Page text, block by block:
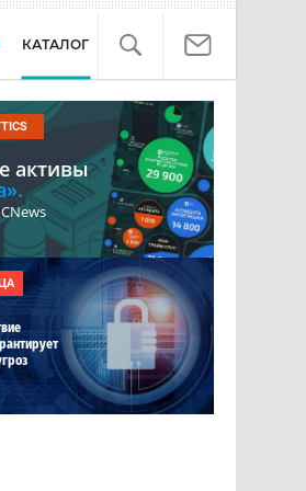
КАТАЛОГ
активы